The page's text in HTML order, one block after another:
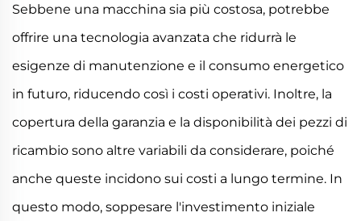
Sebbene una macchina sia più costosa, potrebbe
offrire una tecnologia avanzata che ridurrà le
esigenze di manutenzione e il consumo energetico
in futuro, riducendo così i costi operativi. Inoltre, la
copertura della garanzia e la disponibilità dei pezzi di
ricambio sono altre variabili da considerare, poiché
anche queste incidono sui costi a lungo termine. In
questo modo, soppesare l'investimento iniziale